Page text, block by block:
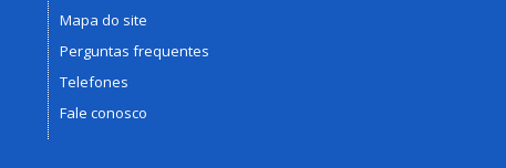
Mapa do site
Perguntas frequentes
Telefones
Fale conosco